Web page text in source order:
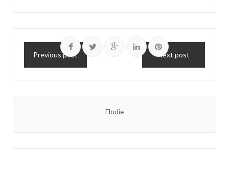
Previous post Next post
Elodie